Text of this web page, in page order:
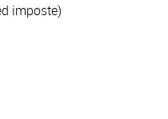
imposte)